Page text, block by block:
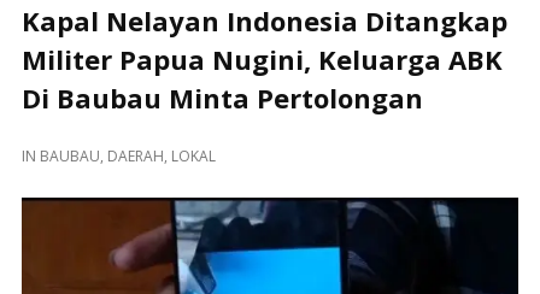
Kapal Nelayan Indonesia Ditangkap
Militer Papua Nugini, Keluarga ABK
Di Baubau Minta Pertolongan
IN BAUBAU, DAERAH, LOKAL